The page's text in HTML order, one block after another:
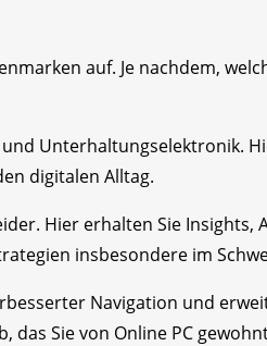
auf. Je nachdem,
Unterhaltungselektronik.
digitalen Alltag.
Hier erhalten Sie Insights,
insbesondere im
Navigation und
Sie von Online PC